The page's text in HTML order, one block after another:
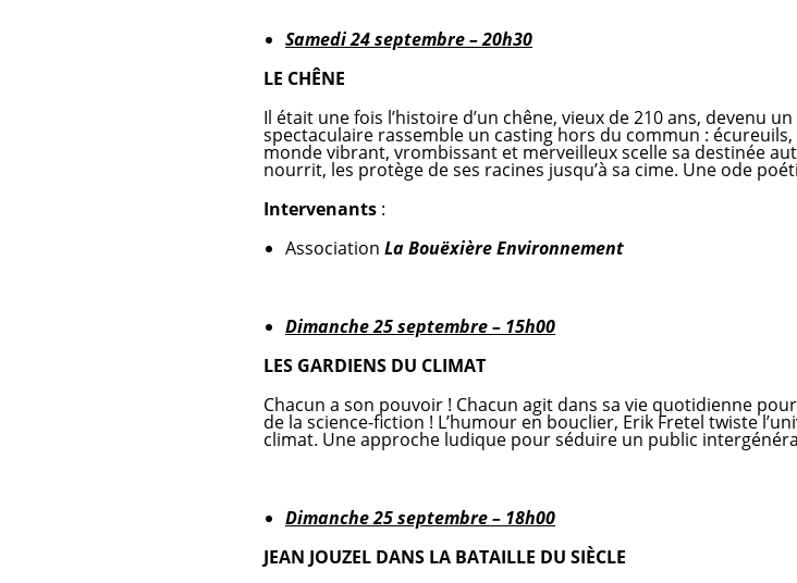
Samedi 24 septembre – 20h30
LE CHÊNE
Il était une fois l’histoire d’un chêne, vieux de 210 ans, devenu
spectaculaire rassemble un casting hors du commun :
monde vibrant, vrombissant et merveilleux scelle sa destinée
nourrit, les protège de ses racines jusqu’à sa cime. Une ode
Intervenants :
Association La Bouëxière Environnement
Dimanche 25 septembre – 15h00
LES GARDIENS DU CLIMAT
Chacun a son pouvoir ! Chacun agit dans sa vie quotidienne
de la science-fiction ! L’humour en bouclier, Erik Fretel twiste
climat. Une approche ludique pour séduire un public
Dimanche 25 septembre – 18h00
JEAN JOUZEL DANS LA BATAILLE DU SIÈCLE